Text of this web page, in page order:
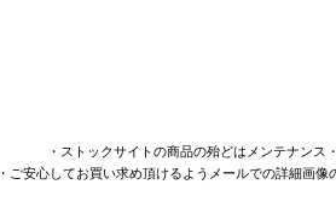
・ストックサイトの商品の殆どはメンテナン
・ご安心してお買い求め頂けるようメールでの詳細画